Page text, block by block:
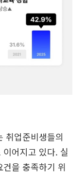
취업준비생들의
어지고 있다. 실
을 충족하기 위